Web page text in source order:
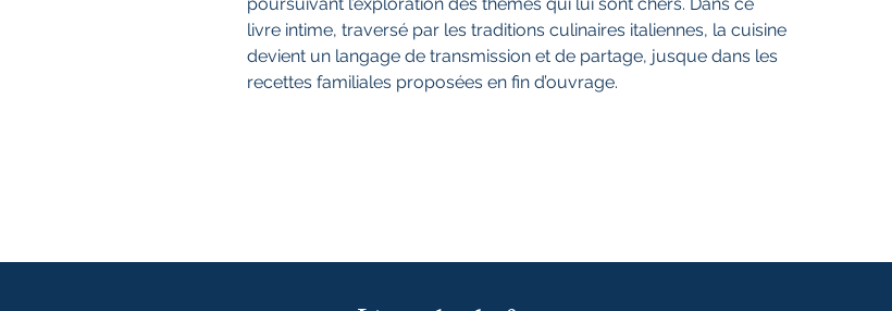
livre intime, traversé par les traditions culinaires italiennes, la cuisine
devient un langage de transmission et de partage, jusque dans les
recettes familiales proposées en fin d’ouvrage.